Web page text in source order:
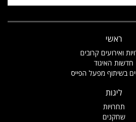
ראשי
ואירועים קרובים
חדשות האיגוד
בשיתוף מפעל הפייס
ליגות
תחרויות
שחקנים